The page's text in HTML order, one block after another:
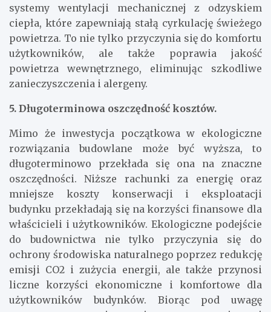
systemy wentylacji mechanicznej z odzyskiem
ciepła, które zapewniają stałą cyrkulację świeżego
powietrza. To nie tylko przyczynia się do komfortu
użytkowników, ale także poprawia jakość
powietrza wewnętrznego, eliminując szkodliwe
zanieczyszczenia i alergeny.
5. Długoterminowa oszczędność kosztów.
Mimo że inwestycja początkowa w ekologiczne
rozwiązania budowlane może być wyższa, to
długoterminowo przekłada się ona na znaczne
oszczędności. Niższe rachunki za energię oraz
mniejsze koszty konserwacji i eksploatacji
budynku przekładają się na korzyści finansowe dla
właścicieli i użytkowników. Ekologiczne podejście
do budownictwa nie tylko przyczynia się do
ochrony środowiska naturalnego poprzez redukcję
emisji CO2 i zużycia energii, ale także przynosi
liczne korzyści ekonomiczne i komfortowe dla
użytkowników budynków. Biorąc pod uwagę